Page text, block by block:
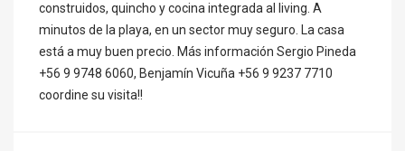
construidos, quincho y cocina integrada al living. A
minutos de la playa, en un sector muy seguro. La casa
está a muy buen precio. Más información Sergio Pineda
+56 9 9748 6060, Benjamín Vicuña +56 9 9237 7710
coordine su visita!!